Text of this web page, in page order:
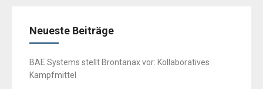
Neueste Beiträge
BAE Systems stellt Brontanax vor: Kollaboratives
Kampfmittel